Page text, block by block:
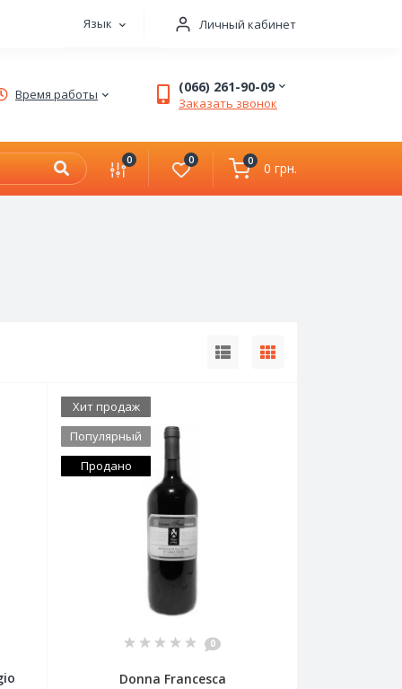
Язык Личный кабинет
Время работы (066) 261-90-09
Заказать звонок
0 0 0 0 грн.
Хит продаж
Популярный
Продано
0
Donna Francesca